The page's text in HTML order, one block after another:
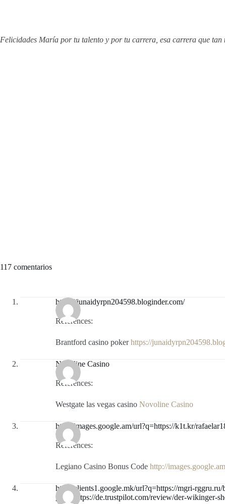
Felicidades María por tu talento y por tu carrera, esa carrera que
117 comentarios
https://junaidyrpn204598.bloginder.com/
References:
Brantford casino pokerhttps://
Novoline Casino
References:
Westgate las vegas casino Novoline Casino
http://images.google.am/url?q=https://k1t.kr/
References:
Legiano Casino Bonus Code http://
http://clients1.google.mk/url?q=https://mgri-
goto=https://de.trustpilot.com/review/der-wikinger-